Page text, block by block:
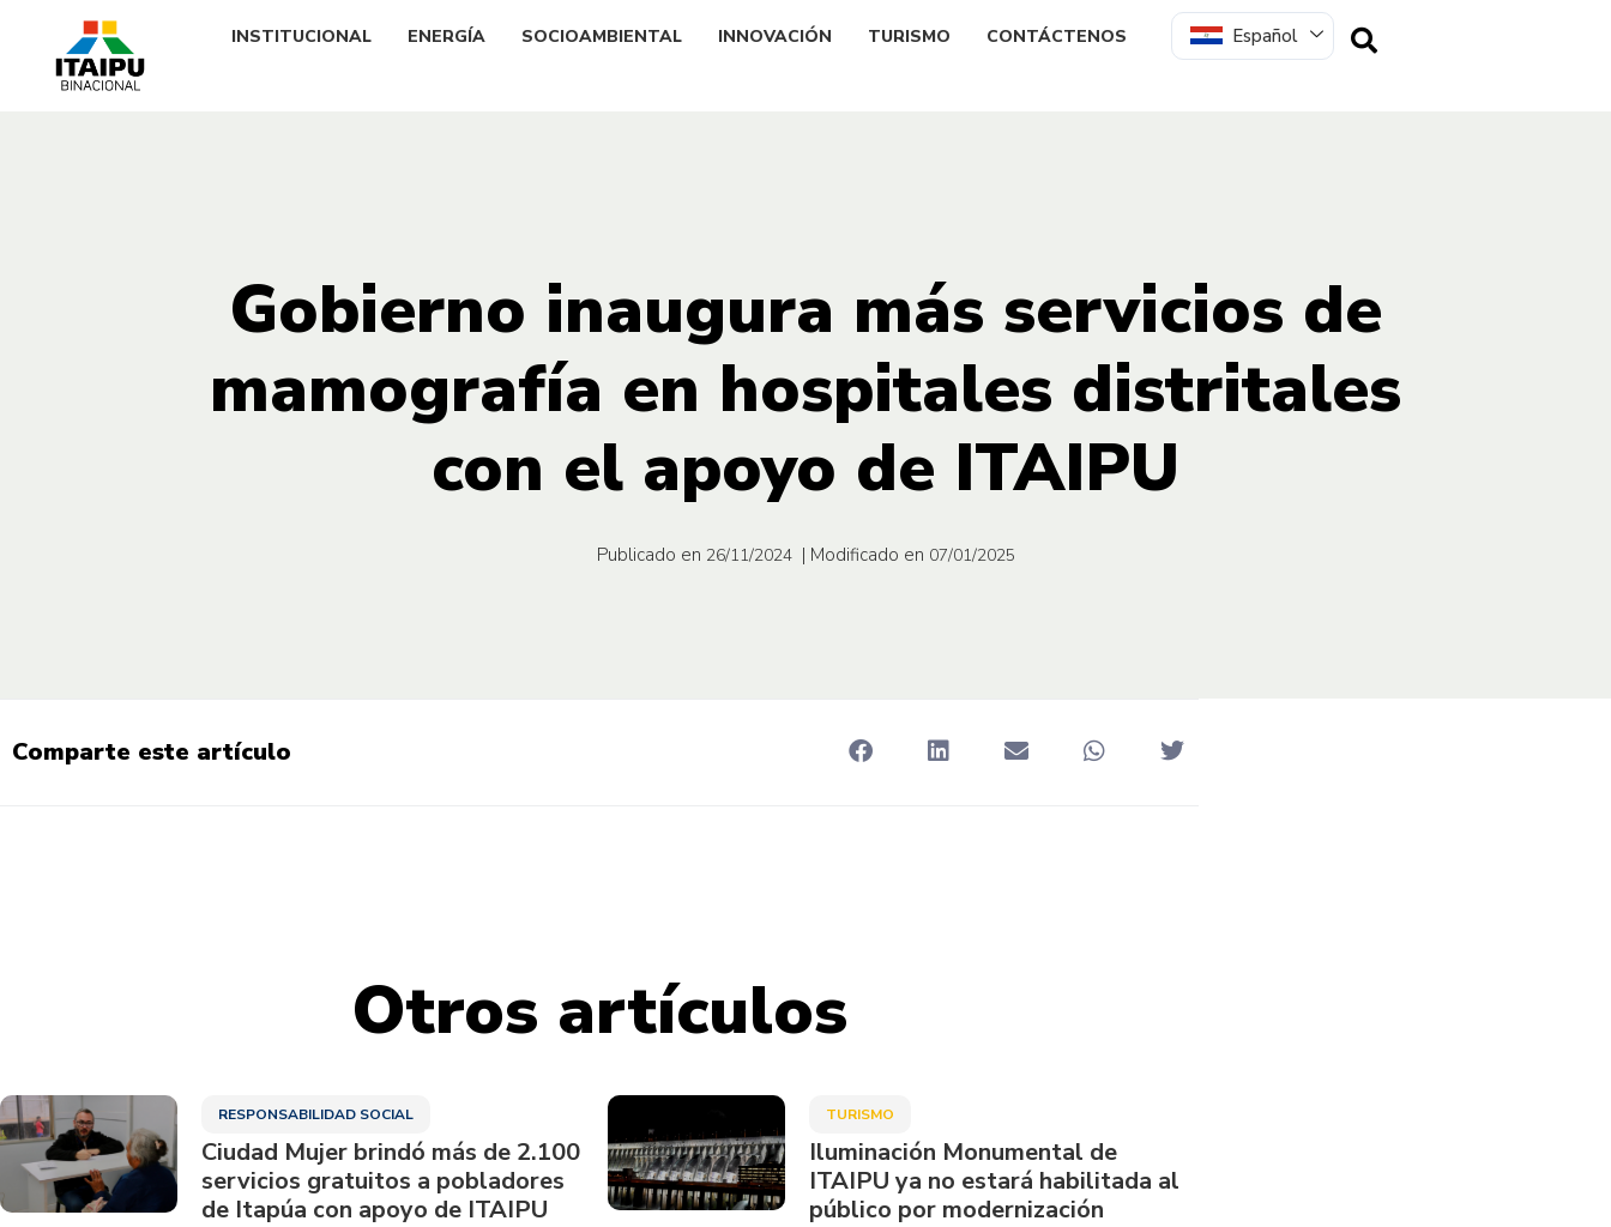
INSTITUCIONAL ENERGÍA SOCIOAMBIENTAL INNOVACIÓN TURISMO CONTÁCTENOS Español
Gobierno inaugura más servicios de
mamografía en hospitales distritales
con el apoyo de ITAIPU
Publicado en 26/11/2024 | Modificado en 07/01/2025
Comparte este artículo
Otros artículos
RESPONSABILIDAD SOCIAL
Ciudad Mujer brindó más de 2.100
servicios gratuitos a pobladores
de Itapúa con apoyo de ITAIPU
TURISMO
Iluminación Monumental de
ITAIPU ya no estará habilitada al
público por modernización